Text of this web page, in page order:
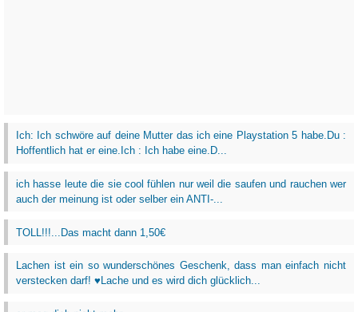
Ich: Ich schwöre auf deine Mutter das ich eine Playstation 5 habe.Du :
Hoffentlich hat er eine.Ich : Ich habe eine.D...
ich hasse leute die sie cool fühlen nur weil die saufen und rauchen wer
auch der meinung ist oder selber ein ANTI-...
TOLL!!!...Das macht dann 1,50€
Lachen ist ein so wunderschönes Geschenk, dass man einfach nicht
verstecken darf! ♥Lache und es wird dich glücklich...